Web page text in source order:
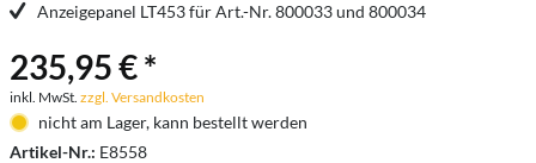
Anzeigepanel LT453 für Art.-Nr. 800033 und 800034
235,95 € *
inkl. MwSt. zzgl. Versandkosten
nicht am Lager, kann bestellt werden
Artikel-Nr.: E8558